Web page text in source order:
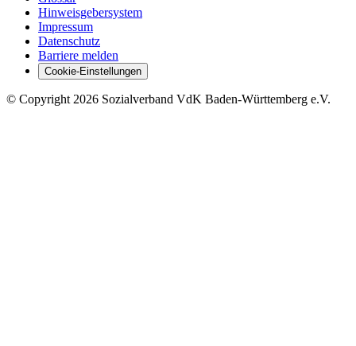
Hinweisgebersystem
Impressum
Datenschutz
Barriere melden
Cookie-Einstellungen
© Copyright 2026 Sozialverband VdK Baden-Württemberg e.V.